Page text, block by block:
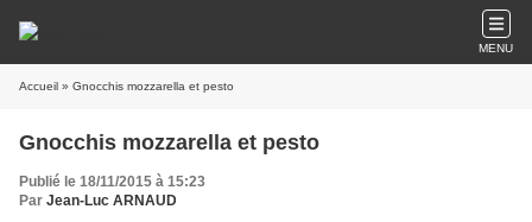
MENU
Accueil » Gnocchis mozzarella et pesto
Gnocchis mozzarella et pesto
Publié le 18/11/2015 à 15:23
Par Jean-Luc ARNAUD